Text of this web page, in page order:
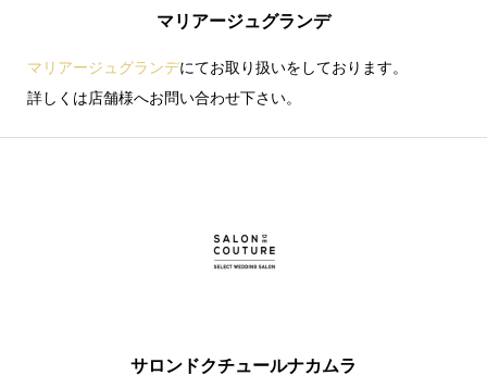
マリアージュグランデ
マリアージュグランデにてお取り扱いをしております。
詳しくは店舗様へお問い合わせ下さい。
サロンドクチュールナカムラ